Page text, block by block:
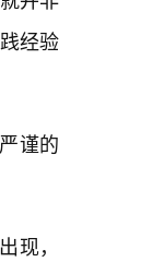
经验
谨的
现，